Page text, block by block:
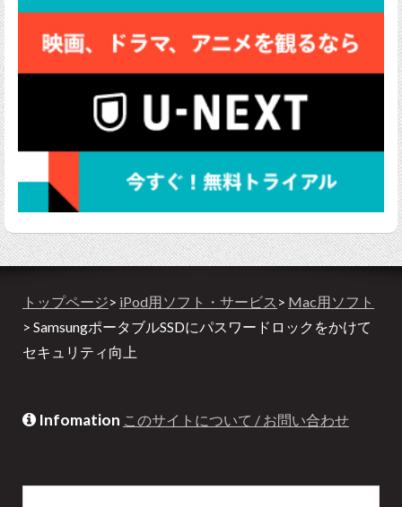
トップページ> iPod用ソフト・サービス > Mac用ソフト
> SamsungポータブルSSDにパスワードロックをかけて
セキュリティ向上
Infomation このサイトについて / お問い合わせ